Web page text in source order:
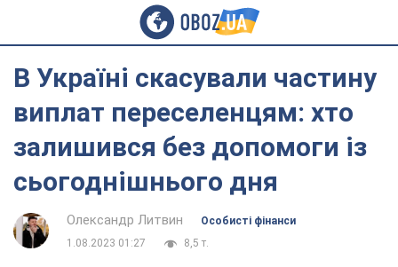
В Україні скасували частину
виплат переселенцям: хто
залишився без допомоги із
сьогоднішнього дня
Олександр Литвин
Особисті фінанси
1.08.2023 01:27
8,5 т.